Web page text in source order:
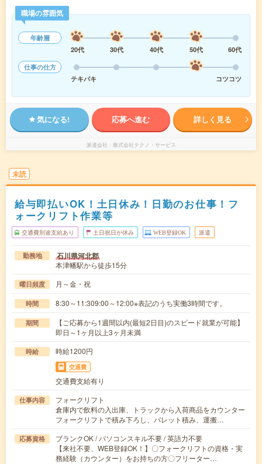
職場の雰囲気
年齢層
20代
30代 40代 50代
60代
仕事の仕方
テキパキ
コツコツ
気になる! 応募へ進む 詳しく見る
派遣会社 株式会社テクノ・サービス
未読
給与即払いOK！土日休み！日勤のお仕事！フ
ォークリフト作業等
交通費別途支給あり 土日祝日が休み WEB登録OK 派遣
勤務地 石川県河北郡
本津幡駅から徒歩15分
曜日頻度 月～金・祝
時間 8:30～11:309:00～12:00※表記のうち実働3時間です。
期間
【ご応募から1週間以内(最短2日目)のスピード就業が可能】
即日～1ヶ月以上3ヶ月未満
時給 時給1200円
交通費
交通費支給有り
仕事内容
フォークリフト
倉庫内で飲料の入出庫、トラックから入荷商品をカウンター
フォークリフトで積み下ろし、パレット積み、運搬…
応募資格
ブランクOK / パソコンスキル不要 / 英語力不要
【来社不要、WEB登録OK！】〇フォークリフトの資格・実
務経験（カウンター）をお持ちの方〇フリーター…